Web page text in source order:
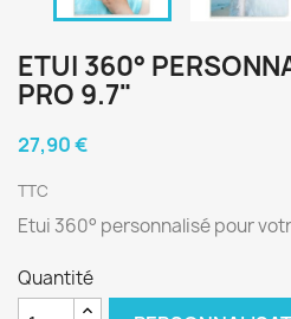
ETUI 360°
PRO 9.7"
27,90 €
TTC
Etui 360° personnalisé pour
Quantité